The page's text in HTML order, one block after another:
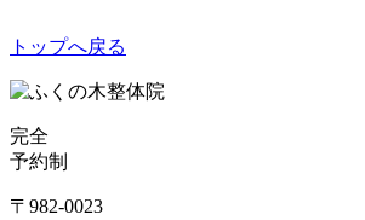
トップへ戻る
完全
予約制
〒982-0023